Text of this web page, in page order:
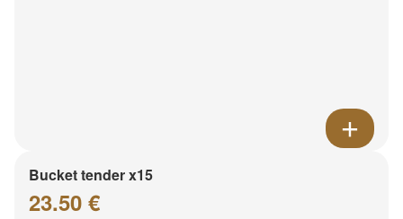
Bucket tender x15
23.50 €